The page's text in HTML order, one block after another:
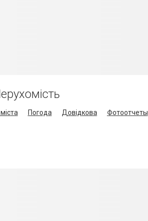
Погода Довідкова
Фотоотчеты